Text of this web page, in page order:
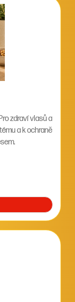
zdraví vlasů a
a k ochraně